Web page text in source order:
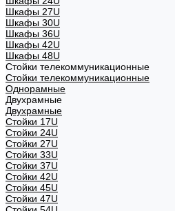
Шкафы 27U
Шкафы 30U
Шкафы 36U
Шкафы 42U
Шкафы 48U
Стойки телекоммуникационные
Стойки телекоммуникационные
Однорамные
Двухрамные
Двухрамные
Стойки 17U
Стойки 24U
Стойки 27U
Стойки 33U
Стойки 37U
Стойки 42U
Стойки 45U
Стойки 47U